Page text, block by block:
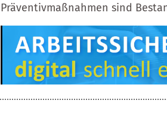
Präventivmaßnahmen sind